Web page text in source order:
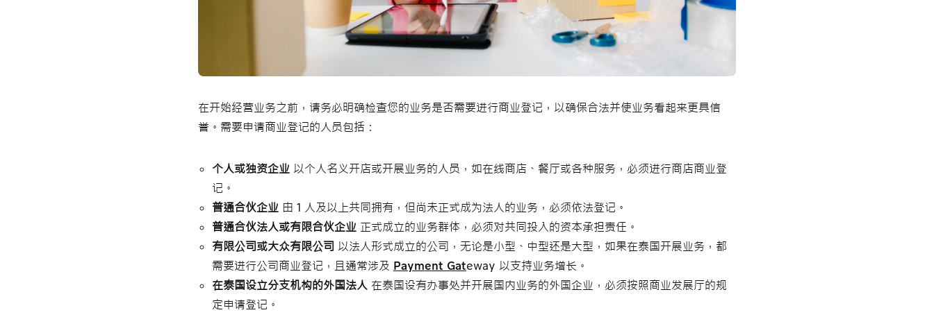
在开始经营业务之前，请务必明确检查您的业务是否需要进行商业登记，以确保合法并使业务看起来更具信
誉。需要申请商业登记的人员包括：
个人或独资企业 以个人名义开店或开展业务的人员，如在线商店、餐厅或各种服务，必须进行商店商业登
记。
普通合伙企业 由 1 人及以上共同拥有，但尚未正式成为法人的业务，必须依法登记。
普通合伙法人或有限合伙企业 正式成立的业务群体，必须对共同投入的资本承担责任。
有限公司或大众有限公司 以法人形式成立的公司，无论是小型、中型还是大型，如果在泰国开展业务，都
需要进行公司商业登记，且通常涉及 Payment Gateway 以支持业务增长。
在泰国设立分支机构的外国法人 在泰国设有办事处并开展国内业务的外国企业，必须按照商业发展厅的规
定申请登记。